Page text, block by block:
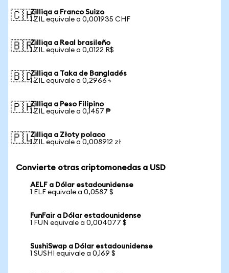
🇨🇭Zilliqa a Franco Suizo
1 ZIL equivale a 0,001935 CHF
🇧🇷Zilliqa a Real brasileño
1 ZIL equivale a 0,0122 R$
🇧🇩Zilliqa a Taka de Bangladés
1 ZIL equivale a 0,2966 ৳
🇵🇭Zilliqa a Peso Filipino
1 ZIL equivale a 0,1457 ₱
🇵🇱Zilliqa a Złoty polaco
1 ZIL equivale a 0,008912 zł
Convierte otras criptomonedas a USD
AELF a Dólar estadounidense
1 ELF equivale a 0,0587 $
FunFair a Dólar estadounidense
1 FUN equivale a 0,004077 $
SushiSwap a Dólar estadounidense
1 SUSHI equivale a 0,169 $